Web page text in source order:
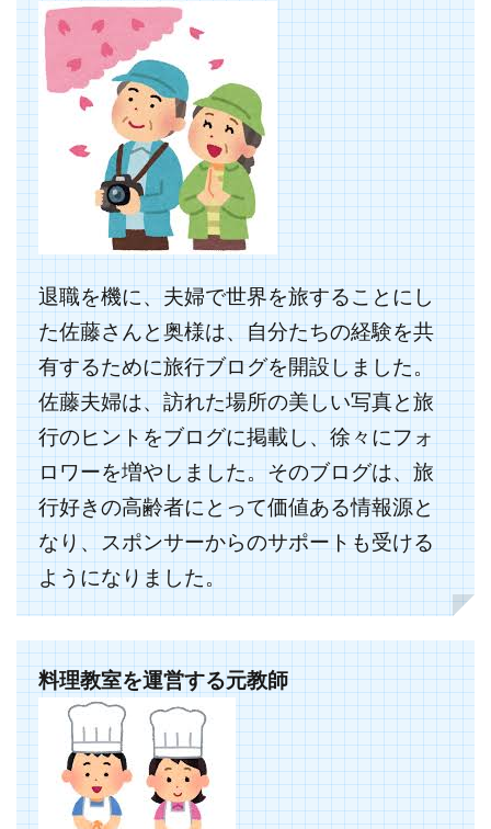
退職を機に、夫婦で世界を旅することにし
た佐藤さんと奥様は、自分たちの経験を共
有するために旅行ブログを開設しました。
佐藤夫婦は、訪れた場所の美しい写真と旅
行のヒントをブログに掲載し、徐々にフォ
ロワーを増やしました。そのブログは、旅
行好きの高齢者にとって価値ある情報源と
なり、スポンサーからのサポートも受ける
ようになりました。
料理教室を運営する元教師